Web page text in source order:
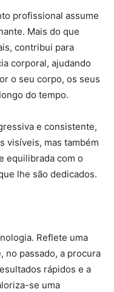
profissional assume
Mais do que
contribui para
corporal, ajudando
o seu corpo, os seus
do tempo.
e consistente,
visíveis, mas também
equilibrada com o
lhe são dedicados.
Reflete uma
no passado, a procura
rápidos e a
se uma